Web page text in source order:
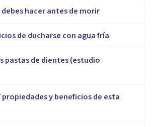
debes hacer antes de morir
de ducharse con agua fría
pastas de dientes (estudio
propiedades y beneficios de esta